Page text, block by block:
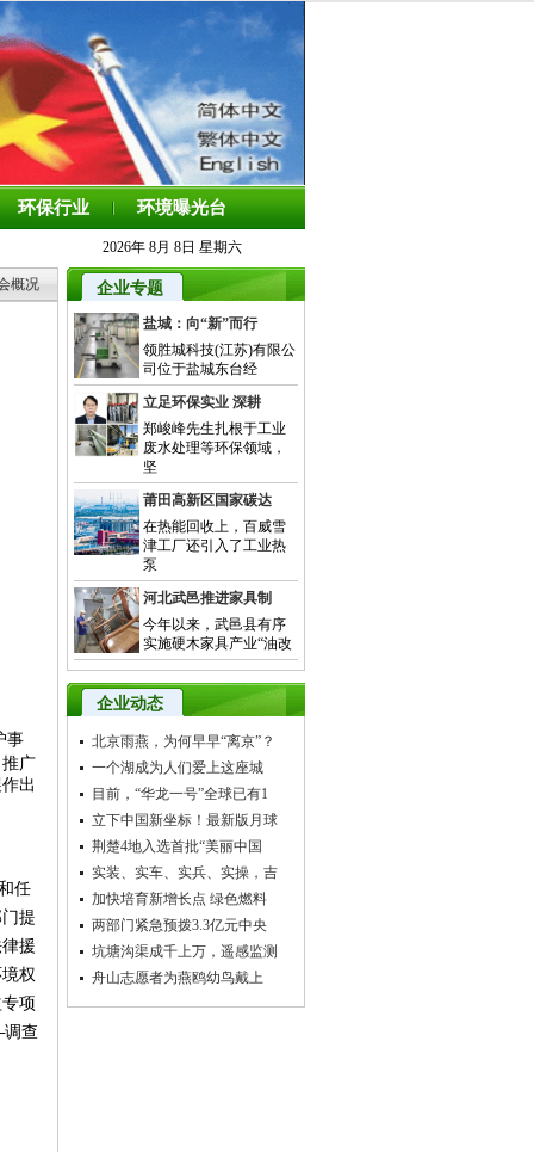
环保行业 环境曝光台
2026年 8月 8日 星期六
概况
事
广
出
任
提
援
权
项
调查
企业专题
盐城：向“新”而行
领胜城科技(江苏)有限公
司位于盐城东台经
立足环保实业 深耕
郑峻峰先生扎根于工业
废水处理等环保领域，
坚
莆田高新区国家碳达
在热能回收上，百威雪
津工厂还引入了工业热
泵
河北武邑推进家具制
今年以来，武邑县有序
实施硬木家具产业“油改
企业动态
北京雨燕，为何早早“离京”？
一个湖成为人们爱上这座城
目前，“华龙一号”全球已有1
立下中国新坐标！最新版月球
荆楚4地入选首批“美丽中国
实装、实车、实兵、实操，吉
加快培育新增长点 绿色燃料
两部门紧急预拨3.3亿元中央
坑塘沟渠成千上万，遥感监测
舟山志愿者为燕鸥幼鸟戴上